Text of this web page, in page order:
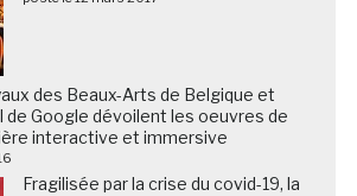
des Beaux-Arts de Belgique et
de Google dévoilent les oeuvres de
interactive et immersive
Fragilisée par la crise du covid-19, la